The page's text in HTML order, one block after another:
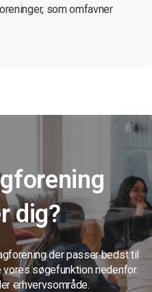
som omfavner
dig?
der passer bedst til
vores søgefunktion nedenfor.
erhvervsområde.